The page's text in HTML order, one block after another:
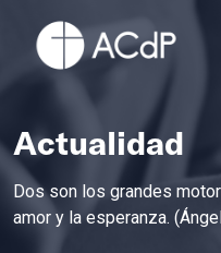
Actualidad
Dos son los grandes
amor y la esperanza.